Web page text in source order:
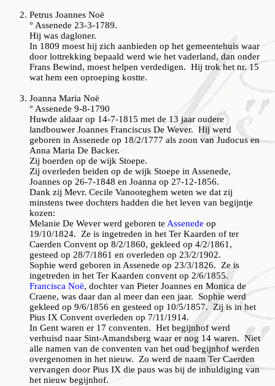
Petrus Joannes Noë
° Assenede 23-3-1789.
Hij was dagloner.
In 1809 moest hij zich aanbieden op het gemeentehuis waar
door lottrekking bepaald werd wie het vaderland, dan onder
Frans Bewind, moest helpen verdedigen. Hij trok het nr. 15
wat hem een oproeping kostte.
Joanna Maria Noë
° Assenede 9-8-1790
Huwde aldaar op 14-7-1815 met de 13 jaar oudere
landbouwer Joannes Franciscus De Wever. Hij werd
geboren in Assenede op 18/2/1777 als zoon van Judocus en
Anna Maria De Backer.
Zij boerden op de wijk Stoepe.
Zij overleden beiden op de wijk Stoepe in Assenede,
Joannes op 26-7-1848 en Joanna op 27-12-1856.
Dank zij Mevr. Cecile Vanooteghem weten we dat zij
minstens twee dochters hadden die het leven van begijntje
kozen:
Melanie De Wever werd geboren te Assenede op
19/10/1824. Ze is ingetreden in het Ter Kaarden of ter
Caerden Convent op 8/2/1860, gekleed op 4/2/1861,
gesteed op 28/7/1861 en overleden op 23/2/1902.
Sophie werd geboren in Assenede op 23/3/1826. Ze is
ingetreden in het Ter Kaarden convent op 2/6/1855.
Francisca Noë, dochter van Pieter Joannes en Monica de
Craene, was daar dan al meer dan een jaar. Sophie werd
gekleed op 9/6/1856 en gesteed op 10/5/1857. Zij is in het
Pius IX Convent overleden op 7/11/1914.
In Gent waren er 17 conventen. Het begijnhof werd
verhuisd naar Sint-Amandsberg waar er nog 14 waren. Niet
alle namen van de conventen van het oud begijnhof werden
overgenomen in het nieuw. Zo werd de naam Ter Caerden
vervangen door Pius IX die paus was bij de inhuldiging van
het nieuw begijnhof.